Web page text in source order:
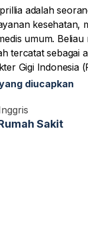
adalah
kesehatan,
umum.
tercatat sebagai
Gigi Indonesia
diucapkan
Sakit